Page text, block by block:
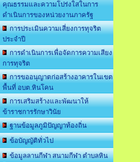
คุณธรรมและความโปร่งใสในการ
ดำเนินการของหน่วยงานภาครัฐ
การประเมินความเสี่ยงการทุจริต
ประจำปี
การดำเนินการเพื่อจัดการความเสียง
การทุจริต
การขออนุญาตก่อสร้างอาคารในเขต
พื้นที่ อบต.หินโคน
การเสริมสร้างและพัฒนาให้
ข้าราชการรักษาวินัย
ฐานข้อมูลภูมิปัญญาท้องถิ่น
ข้อบัญญัติทั่วไป
ข้อมูลลานกีฬา สนามกีฬา ตำบลหิน